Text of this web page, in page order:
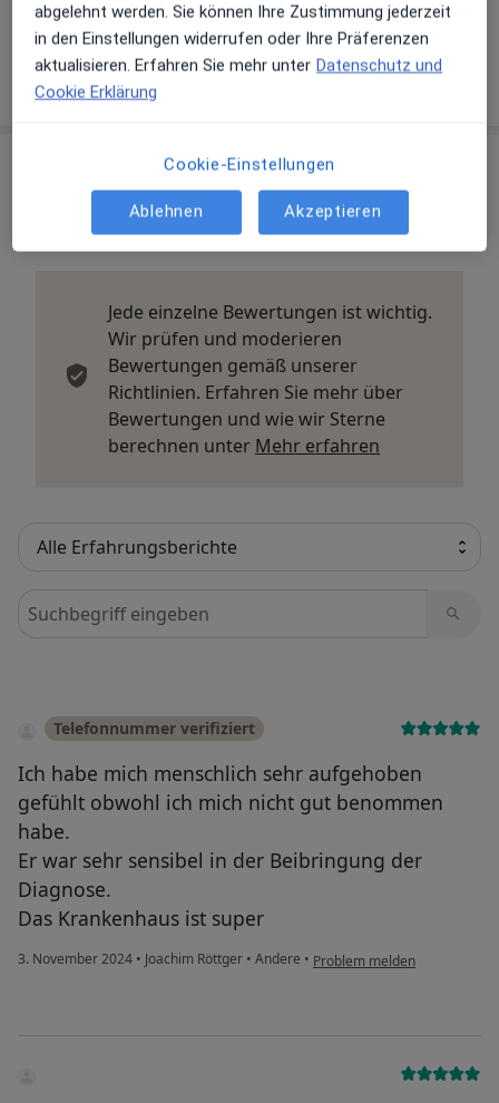
St. Marien-Hospital Mülheim Klinik für Psychiatrie und
Psychotherapie
Kaiserstr. 50, 45468 Mülheim an der Ruhr
Erfahrungsberichte (3)
3 Bewertungen
Jede einzelne Bewertungen ist wichtig.
Wir prüfen und moderieren
Bewertungen gemäß unserer
Richtlinien. Erfahren Sie mehr über
Bewertungen und wie wir Sterne
berechnen unter Mehr erfahren
Bewertungen durchsuchen
Telefonnummer verifiziert
Ich habe mich menschlich sehr aufgehoben
gefühlt obwohl ich mich nicht gut benommen
habe.
Er war sehr sensibel in der Beibringung der
Diagnose.
Das Krankenhaus ist super
3. November 2024 • Joachim Röttger • Andere • Problem melden
abgelehnt werden. Sie können Ihre Zustimmung jederzeit
in den Einstellungen widerrufen oder Ihre Präferenzen
aktualisieren. Erfahren Sie mehr unter Datenschutz und
Cookie Erklärung
Cookie-Einstellungen
Ablehnen Akzeptieren